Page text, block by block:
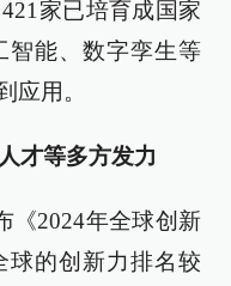
家已培育成国家
智能、数字孪生等
应用。
才等多方发力
《2024年全球创新
球的创新力排名较